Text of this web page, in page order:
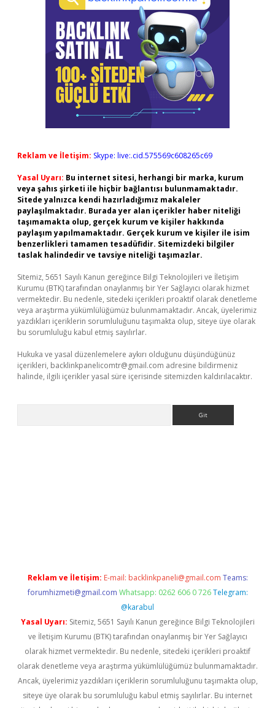
Reklam ve İletişim: Skype: live:.cid.575569c608265c69
Yasal Uyarı: Bu internet sitesi, herhangi bir marka, kurum
veya şahıs şirketi ile hiçbir bağlantısı bulunmamaktadır.
Sitede yalnızca kendi hazırladığımız makaleler
paylaşılmaktadır. Burada yer alan içerikler haber niteliği
taşımamakta olup, gerçek kurum ve kişiler hakkında
paylaşım yapılmamaktadır. Gerçek kurum ve kişiler ile isim
benzerlikleri tamamen tesadüfidir. Sitemizdeki bilgiler
taslak halindedir ve tavsiye niteliği taşımazlar.
Sitemiz, 5651 Sayılı Kanun gereğince Bilgi Teknolojileri ve İletişim
Kurumu (BTK) tarafından onaylanmış bir Yer Sağlayıcı olarak hizmet
vermektedir. Bu nedenle, sitedeki içerikleri proaktif olarak denetleme
veya araştırma yükümlülüğümüz bulunmamaktadır. Ancak, üyelerimiz
yazdıkları içeriklerin sorumluluğunu taşımakta olup, siteye üye olarak
bu sorumluluğu kabul etmiş sayılırlar.
Hukuka ve yasal düzenlemelere aykırı olduğunu düşündüğünüz
içerikleri, backlinkpanelicomtr@gmail.com adresine bildirmeniz
halinde, ilgili içerikler yasal süre içerisinde sitemizden kaldırılacaktır.
Reklam ve İletişim: E-mail: backlinkpaneli@gmail.com Teams:
forumhizmeti@gmail.com Whatsapp: 0262 606 0 726 Telegram:
@karabul
Yasal Uyarı: Sitemiz, 5651 Sayılı Kanun gereğince Bilgi Teknolojileri
ve İletişim Kurumu (BTK) tarafından onaylanmış bir Yer Sağlayıcı
olarak hizmet vermektedir. Bu nedenle, sitedeki içerikleri proaktif
olarak denetleme veya araştırma yükümlülüğümüz bulunmamaktadır.
Ancak, üyelerimiz yazdıkları içeriklerin sorumluluğunu taşımakta olup,
siteye üye olarak bu sorumluluğu kabul etmiş sayılırlar. Bu internet